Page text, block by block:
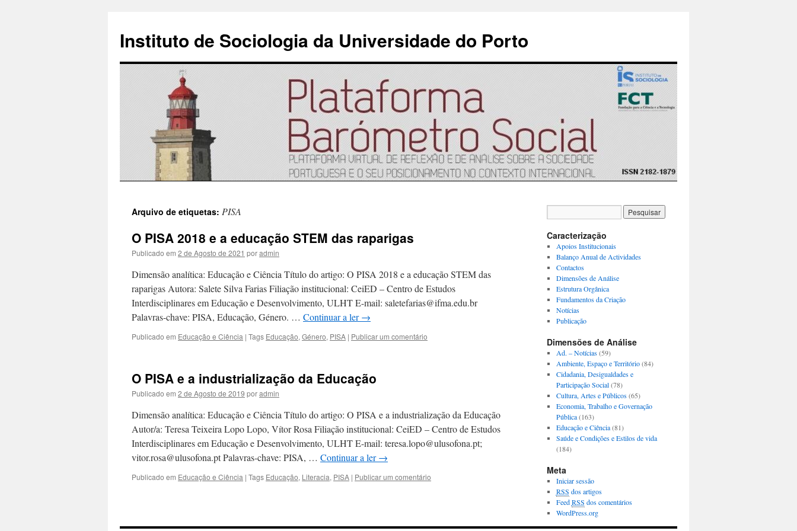
Instituto de Sociologia da Universidade do Porto
para
Arquivo de etiquetas: PISA
O PISA 2018 e a educação STEM das raparigas
Publicado em 2 de Agosto de 2021 poradmin
Dimensão analítica: Educação e Ciência Título do artigo: O PISA 2018 e a educação STEM das
raparigas Autora: Salete Silva Farias Filiação institucional: CeiED – Centro de Estudos
Interdisciplinares em Educação e Desenvolvimento, ULHT E-mail: saletefarias@ifma.edu.br
Palavras-chave: PISA, Educação, Género. … Continuar a ler→
Publicado em Educação e Ciência | Tags Educação, Género, PISA | Publicar um comentário
O PISA e a industrialização da Educação
Publicado em 2 de Agosto de 2019 poradmin
Dimensão analítica: Educação e Ciência Título do artigo: O PISA e a industrialização da Educação
Autor/a: Teresa Teixeira Lopo Lopo, Vítor Rosa Filiação institucional: CeiED – Centro de Estudos
Interdisciplinares em Educação e Desenvolvimento, ULHT E-mail: teresa.lopo@ulusofona.pt;
vitor.rosa@ulusofona.pt Palavras-chave: PISA, … Continuar a ler→
Publicado em Educação e Ciência | Tags Educação, Literacia, PISA | Publicar um comentário
Caracterização
Apoios Institucionais
Balanço Anual de Actividades
Contactos
Dimensões de Análise
Estrutura Orgânica
Fundamentos da Criação
Notícias
Publicação
Dimensões de Análise
Ad. – Notícias(59)
Ambiente, Espaço e Território(84)
Cidadania, Desigualdades e
Participação Social(78)
Cultura, Artes e Públicos(65)
Economia, Trabalho e Governação
Pública(163)
Educação e Ciência(81)
Saúde e Condições e Estilos de vida
(184)
Meta
Iniciar sessão
RSS dos artigos
FeedRSS dos comentários
WordPress.org